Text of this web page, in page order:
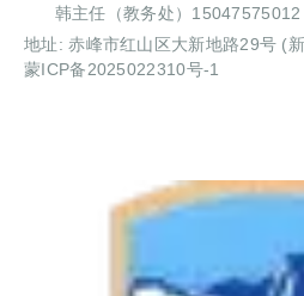
韩主任（教务处）15047575012
地址: 赤峰市红山区大新地路29号 (
蒙ICP备2025022310号-1